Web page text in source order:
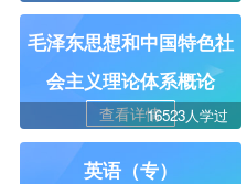
毛泽东思想和中国特色社
会主义理论体系概论
查看详情16523人学过
英语（专）